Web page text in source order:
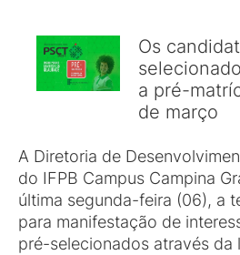
Os
a pré-
de março
A Diretoria de
do IFPB Campus Campina
última segunda-feira (06), a
para manifestação de
pré-selecionados através da